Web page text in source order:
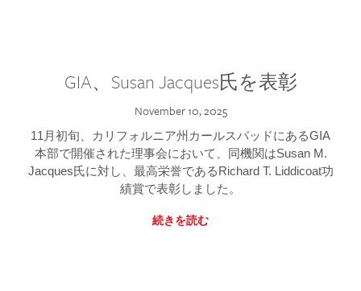
GIA、Susan Jacques氏を表彰
November 10, 2025
11月初旬、カリフォルニア州カールスバッドにあるGIA
本部で開催された理事会において、同機関はSusan M.
Jacques氏に対し、最高栄誉であるRichard T. Liddicoat功
績賞で表彰しました。
続きを読む